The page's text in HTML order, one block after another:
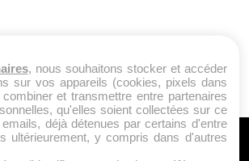
A PROPOS
, nous souhaitons stocker et accéder
sur vos appareils (cookies, pixels dans
et transmettre entre partenaires
qu'elles soient collectées sur ce
déjà détenues par certains d'entre
ultérieurement, y compris dans d'autres